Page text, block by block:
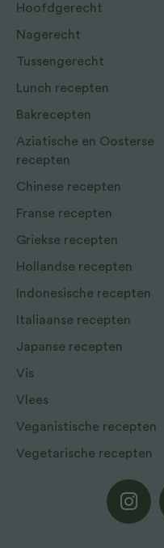
Hoofdgerecht
Nagerecht
Tussengerecht
Lunch recepten
Bakrecepten
Aziatische en Oosterse
recepten
Chinese recepten
Franse recepten
Griekse recepten
Hollandse recepten
Indonesische recepten
Italiaanse recepten
Japanse recepten
Vis
Vlees
Veganistische recepten
Vegetarische recepten